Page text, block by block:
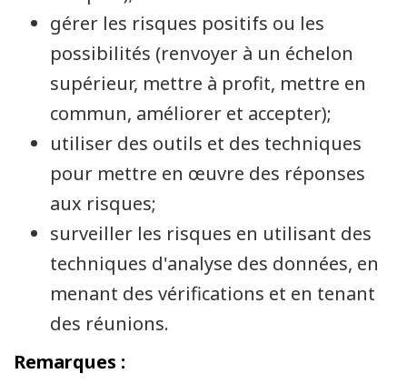
gérer les risques positifs ou les
possibilités (renvoyer à un échelon
supérieur, mettre à profit, mettre en
commun, améliorer et accepter);
utiliser des outils et des techniques
pour mettre en œuvre des réponses
aux risques;
surveiller les risques en utilisant des
techniques d'analyse des données, en
menant des vérifications et en tenant
des réunions.
Remarques :